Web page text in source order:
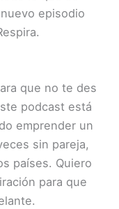
episodio
que no te des
podcast está
emprender un
sin pareja,
países. Quiero
para que